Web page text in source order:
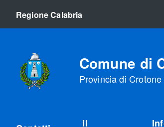
Regione Calabria
Comune di
Provincia di Crotone
Il